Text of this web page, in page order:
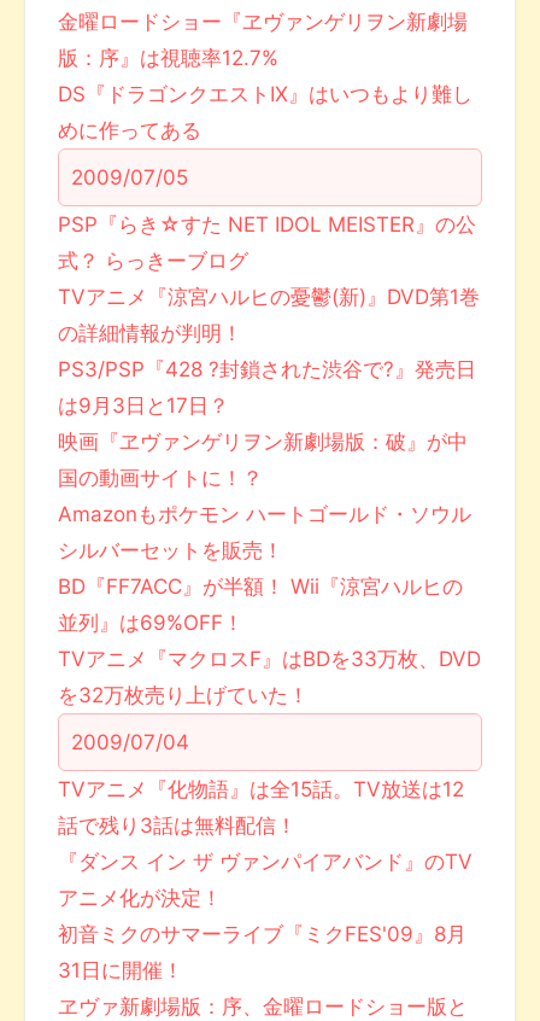
金曜ロードショー『ヱヴァンゲリヲン新劇場
版：序』は視聴率12.7%
DS『ドラゴンクエストIX』はいつもより難し
めに作ってある
2009/07/05
PSP『らき☆すた NET IDOL MEISTER』の公
式？ らっきーブログ
TVアニメ『涼宮ハルヒの憂鬱(新)』DVD第1巻
の詳細情報が判明！
PS3/PSP『428 ?封鎖された渋谷で?』発売日
は9月3日と17日？
映画『ヱヴァンゲリヲン新劇場版：破』が中
国の動画サイトに！？
Amazonもポケモン ハートゴールド・ソウル
シルバーセットを販売！
BD『FF7ACC』が半額！ Wii『涼宮ハルヒの
並列』は69%OFF！
TVアニメ『マクロスF』はBDを33万枚、DVD
を32万枚売り上げていた！
2009/07/04
TVアニメ『化物語』は全15話。TV放送は12
話で残り3話は無料配信！
『ダンス イン ザ ヴァンパイアバンド』のTV
アニメ化が決定！
初音ミクのサマーライブ『ミクFES'09』8月
31日に開催！
ヱヴァ新劇場版：序、金曜ロードショー版と